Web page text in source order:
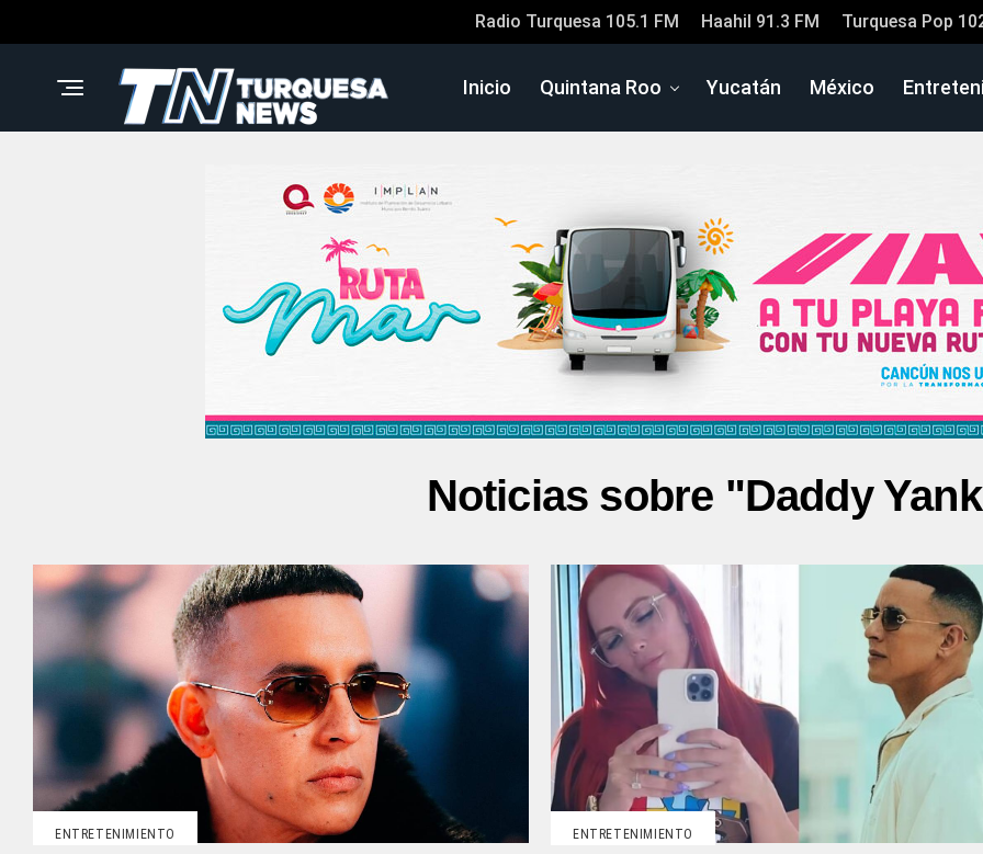
Radio Turquesa 105.1 FM Haahil 91.3 FM Turquesa Pop
Inicio Quintana Roo Yucatán México
Noticias sobre "Daddy
ENTRETENIMIENTO ENTRETENIMIENTO